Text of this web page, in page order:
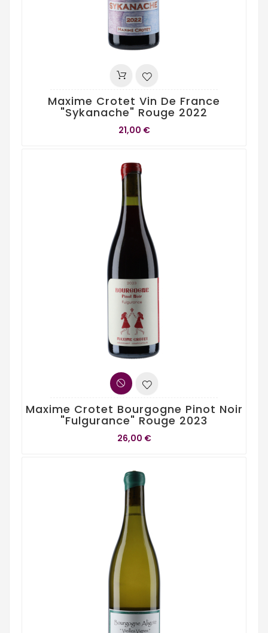
Maxime Crotet Vin De France
"Sykanache" Rouge 2022
21,00 €
Maxime Crotet Bourgogne Pinot Noir
"Fulgurance" Rouge 2023
26,00 €